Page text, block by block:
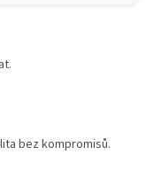
bez kompromisů.